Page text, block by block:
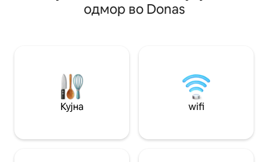
Сера да Гардуња и Сера да Естрела,
овозможуваат да го искористите
максимално вашиот престој. Мал
базен и скара во задниот дел од
помошниот објект. На 35 минути од
одмор во Donas
Кујна wifi